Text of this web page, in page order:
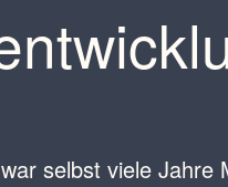
selbst viele